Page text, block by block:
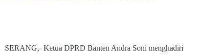
SERANG,- Ketua DPRD Banten Andra Soni menghadiri